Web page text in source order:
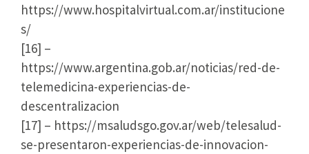
https://www.hospitalvirtual.com.ar/institucione
s/
[16] –
https://www.argentina.gob.ar/noticias/red-de-
telemedicina-experiencias-de-
descentralizacion
[17] – https://msaludsgo.gov.ar/web/telesalud-
se-presentaron-experiencias-de-innovacion-